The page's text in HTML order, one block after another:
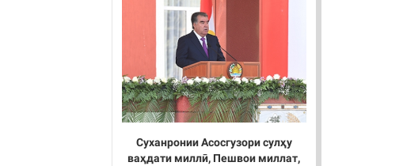
Суханронии Асосгузори сулҳу
ваҳдати миллӣ, Пешвои миллат,